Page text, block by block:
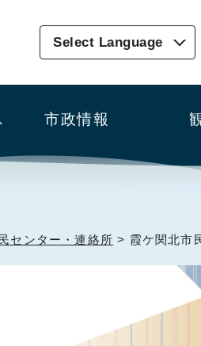
Select Language
市政情報
センター・連絡所 > 霞ケ関北市